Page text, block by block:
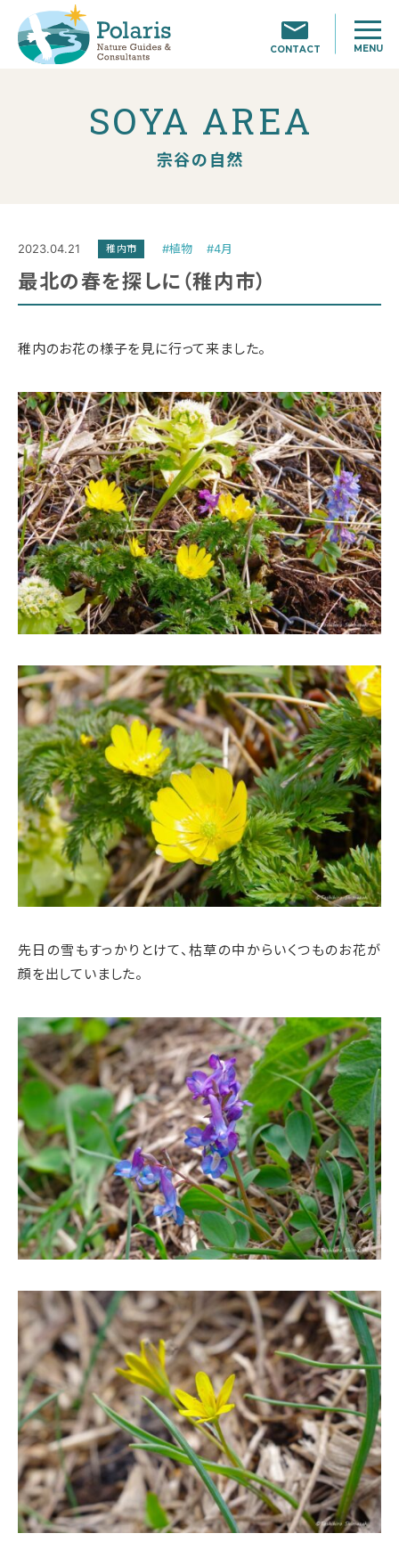
CONTACT MENU
SOYA AREA
宗谷の自然
2023.04.21 稚内市 #植物 #4月
最北の春を探しに（稚内市）
稚内のお花の様子を見に行って来ました。
先日の雪もすっかりとけて、枯草の中からいくつものお花が
顔を出していました。